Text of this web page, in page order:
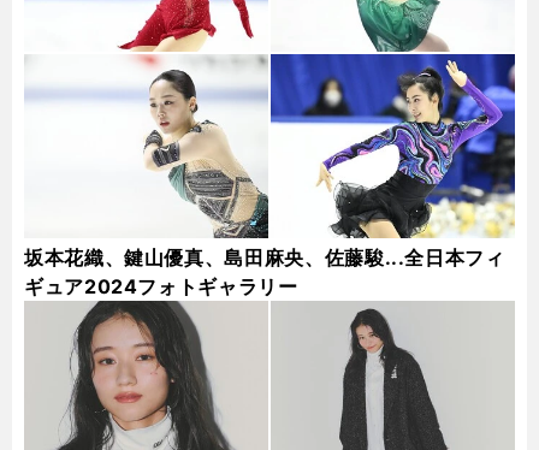
坂本花織、鍵山優真、島田麻央、佐藤駿...全日本フィ
ギュア2024フォトギャラリー